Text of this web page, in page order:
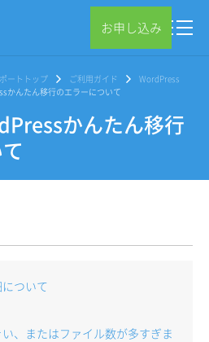
お申し込み
ートトップ ご利用ガイド
WordPress
かんたん移行のエラーについて
かんたん移行
ついて
、またはファイル数が多すぎま